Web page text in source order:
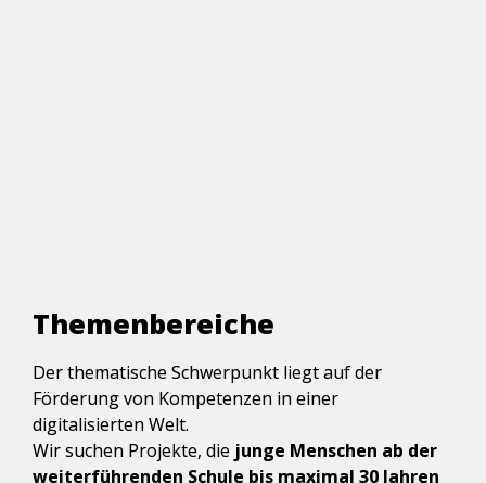
Themenbereiche
Der thematische Schwerpunkt liegt auf der
Förderung von Kompetenzen in einer
digitalisierten Welt.
Wir suchen Projekte, die junge Menschen ab der
weiterführenden Schule bis maximal 30 Jahren